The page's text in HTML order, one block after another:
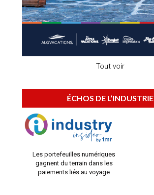
Tout voir
ÉCHOS DE L’INDUSTRIE
Les portefeuilles numériques
gagnent du terrain dans les
paiements liés au voyage